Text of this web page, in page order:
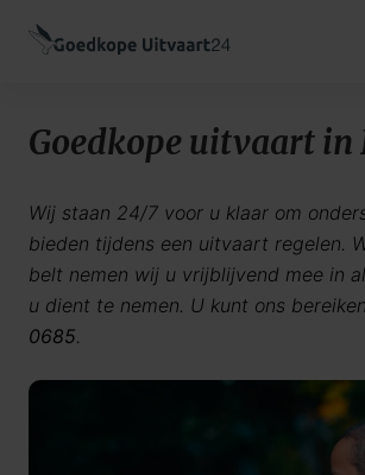
Goedkope uitvaart in
Wij staan 24/7 voor u klaar om
bieden tijdens een uitvaart regelen.
belt nemen wij u vrijblijvend mee in
u dient te nemen. U kunt ons
0685.